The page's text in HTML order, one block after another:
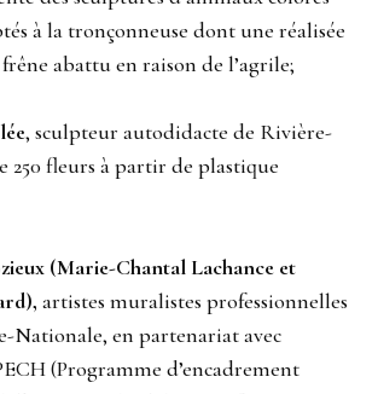
à la tronçonneuse dont une réalisée
abattu en raison de l’agrile;
, sculpteur autodidacte de Rivière-
250 fleurs à partir de plastique
(Marie-Chantal Lachance et
artistes muralistes professionnelles
Nationale, en partenariat avec
(Programme d’encadrement